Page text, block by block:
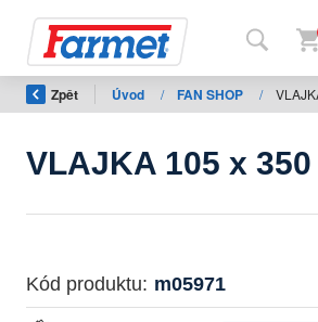
Zpět
na
shop
Moje
stroje
Zpět Úvod / FAN SHOP /
VLAJKA 105 x
Kód produktu: m05971